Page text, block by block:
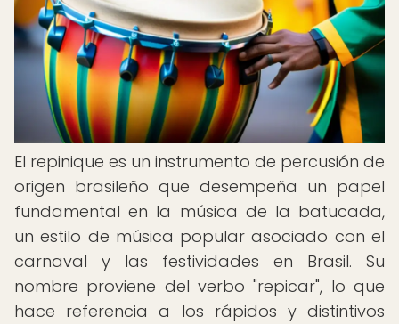
El repinique es un instrumento de percusión de
origen brasileño que desempeña un papel
fundamental en la música de la batucada,
un estilo de música popular asociado con el
carnaval y las festividades en Brasil. Su
nombre proviene del verbo "repicar", lo que
hace referencia a los rápidos y distintivos